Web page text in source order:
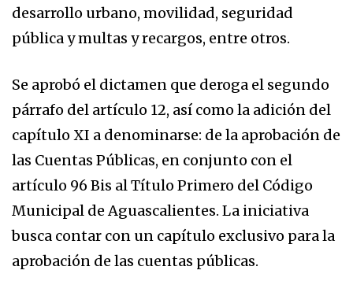
desarrollo urbano, movilidad, seguridad
pública y multas y recargos, entre otros.
Se aprobó el dictamen que deroga el segundo
párrafo del artículo 12, así como la adición del
capítulo XI a denominarse: de la aprobación de
las Cuentas Públicas, en conjunto con el
artículo 96 Bis al Título Primero del Código
Municipal de Aguascalientes. La iniciativa
busca contar con un capítulo exclusivo para la
aprobación de las cuentas públicas.